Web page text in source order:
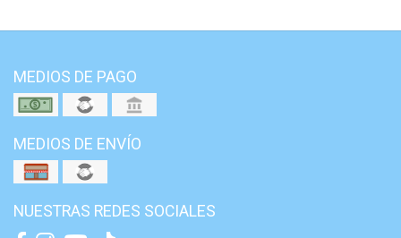
MEDIOS DE PAGO
MEDIOS DE ENVÍO
NUESTRAS REDES SOCIALES